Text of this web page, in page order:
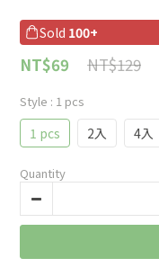
Sold 100+
NT$129
NT$69
Style : 1 pcs
1 pcs 2入 4入
Quantity